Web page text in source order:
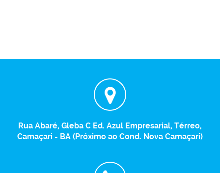
Rua Abaré, Gleba C Ed. Azul Empresarial, Térreo,
Camaçari - BA (Próximo ao Cond. Nova Camaçari)